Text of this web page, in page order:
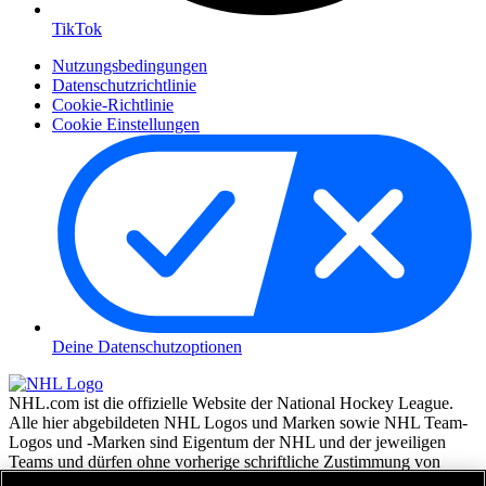
TikTok
Nutzungsbedingungen
Datenschutzrichtlinie
Cookie-Richtlinie
Cookie Einstellungen
Deine Datenschutzoptionen
NHL.com ist die offizielle Website der National Hockey League.
Alle hier abgebildeten NHL Logos und Marken sowie NHL Team-
Logos und -Marken sind Eigentum der NHL und der jeweiligen
Teams und dürfen ohne vorherige schriftliche Zustimmung von